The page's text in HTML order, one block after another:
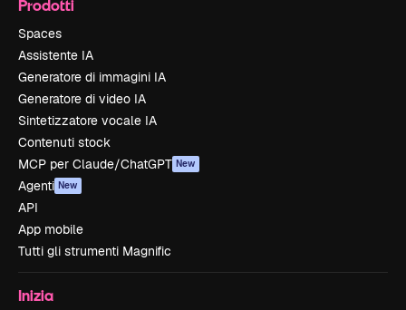
Prodotti
Spaces
Assistente IA
Generatore di immagini IA
Generatore di video IA
Sintetizzatore vocale IA
Contenuti stock
MCP per Claude/ChatGPT New
Agenti New
API
App mobile
Tutti gli strumenti Magnific
Inizia